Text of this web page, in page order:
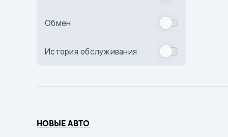
Бежевый
Комбинированный
Сиреневый металлик
Обмен
История обслуживания
НОВЫЕ АВТО